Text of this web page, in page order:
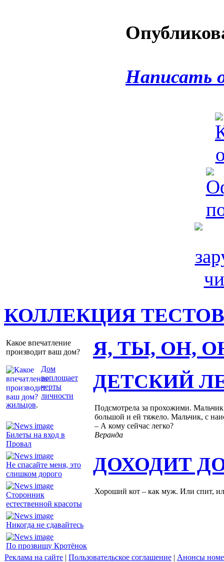
Написать
КОЛЛЕКЦИЯ ТЕСТОВ
Какое впечатление
производит ваш дом?
Дом
воплощает
черты
личности
жильцов.
Я, ТЫ, ОН,
Билеты на вход в
Провал
Не спасайте меня, это
слишком дорого
Сторонник
естественной красоты
Никогда не сдавайтесь
По прозвищу Кротёнок
ДЕТСКИЙ
Подсмотрела за прохожими. Мальчик
большой и ей тяжело. Мальчик, с
– А кому сейчас легко?
Веранда
ДОХОДИТ
Хороший кот – как муж. Или спит,
Реклама на сайте | Пользовательское соглашение | Анонсы